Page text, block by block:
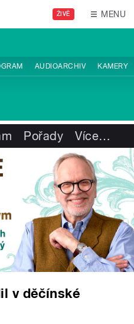
ŽIVĚ MENU
AUDIOARCHIV KAMERY
Pořady Více…
v děčínské